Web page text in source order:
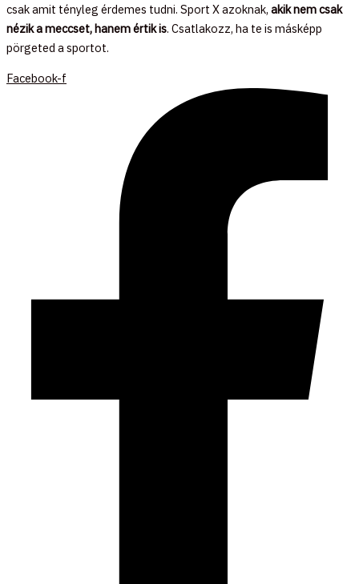
csak amit tényleg érdemes tudni. Sport X azoknak, akik nem csak
nézik a meccset, hanem értik is. Csatlakozz, ha te is másképp
pörgeted a sportot.
Facebook-f